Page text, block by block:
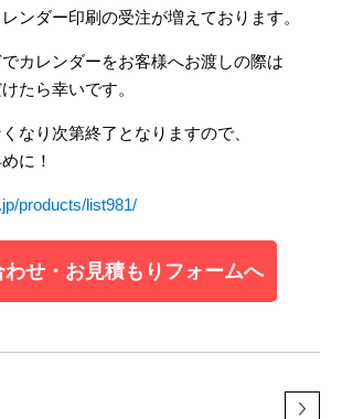
ンダー印刷の受注が増えております。
カレンダーをお客様へお渡しの際は
たら幸いです。
なり次第終了となりますので、
に！
products/list981/
わせ・お見積もりフォームへ